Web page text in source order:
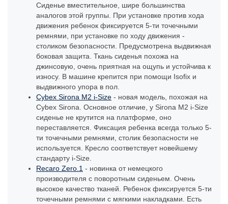
Сиденье вместительное, шире большинства
аналогов этой группы. При установке против хода
движения ребенок фиксируется 5-ти точечными
ремнями, при установке по ходу движения -
столиком безопасности. Предусмотрена выдвижная
боковая защита. Ткань сиденья похожа на
джинсовую, очень приятная на ощупь и устойчива к
износу. В машине крепится при помощи Isofix и
выдвижного упора в пол.
Cybex Sirona M2 i-Size - новая модель, похожая на
Cybex Sirona. Основное отличие, у Sirona M2 i-Size
сиденье не крутится на платформе, оно
переставляется. Фиксация ребенка всегда только 5-
ти точечными ремнями, столик безопасности не
используется. Кресло соответствует новейшему
стандарту i-Size.
Recaro Zero.1 - новинка от немецкого
производителя с поворотным сиденьем. Очень
высокое качество тканей. Ребенок фиксируется 5-ти
точечными ремнями с мягкими накладками. Есть